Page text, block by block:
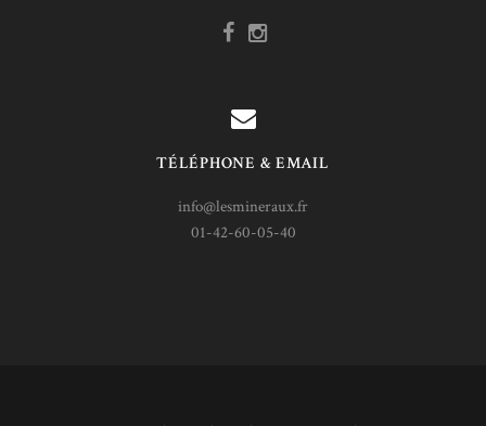
TÉLÉPHONE & EMAIL
info@lesmineraux.fr
01-42-60-05-40